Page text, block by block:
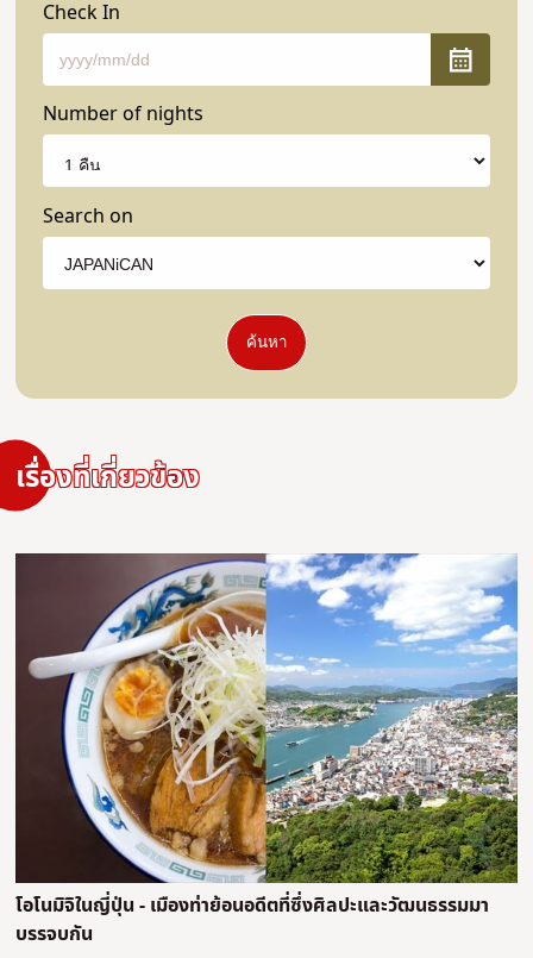
Check In
Number of nights
Search on
ค้นหา
เรื่องที่เกี่ยวข้อง
โอโนมิจิในญี่ปุ่น - เมืองท่าย้อนอดีตที่ซึ่งศิลปะและวัฒนธรรมมา
บรรจบกัน